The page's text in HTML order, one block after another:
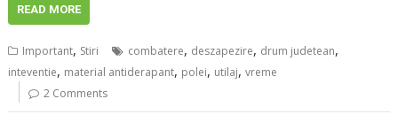
READ MORE
Important, Stiri combatere, deszapezire, drum judetean,
inteventie, material antiderapant, polei, utilaj,vreme
2 Comments